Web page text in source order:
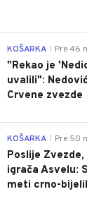
KOŠARKA Pre 46
"Rekao je
uvalili":
Crvene zvezde
KOŠARKA Pre 50
Poslije
igrača Asvelu:
meti crno-